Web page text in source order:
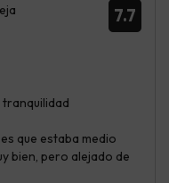
7.7
tranquilidad
que estaba medio
bien, pero alejado de